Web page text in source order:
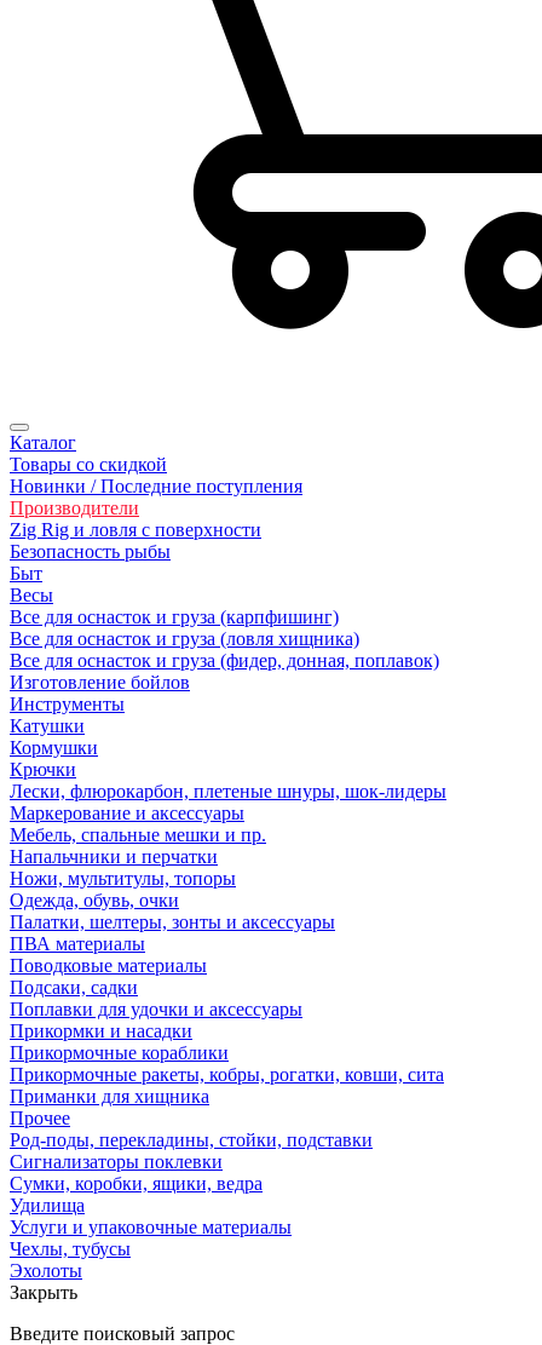
Каталог
Товары со скидкой
Новинки / Последние поступления
Производители
Zig Rig и ловля с поверхности
Безoпасность рыбы
Быт
Весы
Все для оснасток и груза (карпфишинг)
Все для оснасток и груза (ловля хищника)
Все для оснасток и груза (фидер, донная, поплавок)
Изготовление бойлов
Инструменты
Катушки
Кормушки
Крючки
Лески, флюрокарбон, плетеные шнуры, шок-лидеры
Маркерование и аксессуары
Мебель, спальные мешки и пр.
Напальчники и перчатки
Ножи, мультитулы, топоры
Одежда, обувь, очки
Палатки, шелтеры, зонты и аксессуары
ПВА материалы
Поводковые материалы
Подсаки, садки
Поплавки для удочки и аксессуары
Прикормки и насадки
Прикормочные кораблики
Прикормочные ракеты, кобры, рогатки, ковши, сита
Приманки для хищника
Прочее
Род-поды, перекладины, стойки, подставки
Сигнализаторы поклевки
Сумки, коробки, ящики, ведра
Удилища
Услуги и упаковочные материалы
Чехлы, тубусы
Эхолоты
Закрыть
Введите поисковый запрос